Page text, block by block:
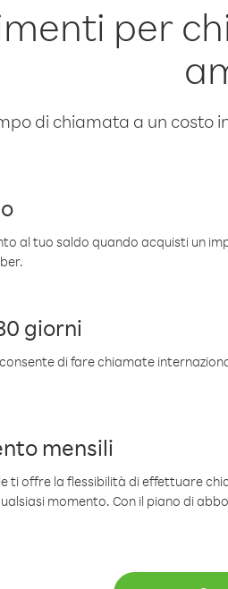
per
di chiamata a un costo
al tuo saldo quando acquisti un
giorni
di fare chiamate
mensili
ti offre la flessibilità di effettuare
momento. Con il piano di